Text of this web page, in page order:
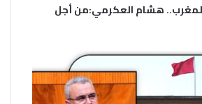
هشام العكرمي:من أجل